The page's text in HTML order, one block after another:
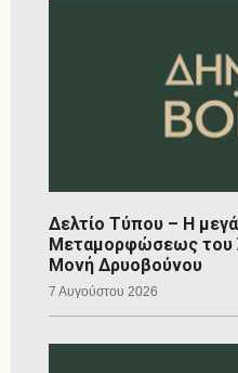
Δελτίο Τύπου – Η
Μεταμορφώσεως του
Μονή Δρυοβούνου
7 Αυγούστου 2026